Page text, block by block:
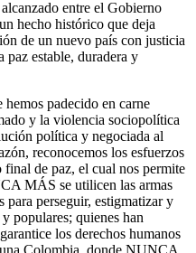
entre el Gobierno
hecho histórico que deja
de un nuevo país con justicia
paz estable, duradera y
padecido en carne
y la violencia sociopolítica
política y negociada al
reconocemos los esfuerzos
final de paz, el cual nos permite
MÁS se utilicen las armas
para perseguir, estigmatizar y
populares; quienes han
los derechos humanos
Colombia, donde NUNCA